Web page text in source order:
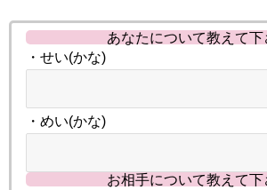
あなたについて教えて下
・せい(かな)
・めい(かな)
お相手について教えて下